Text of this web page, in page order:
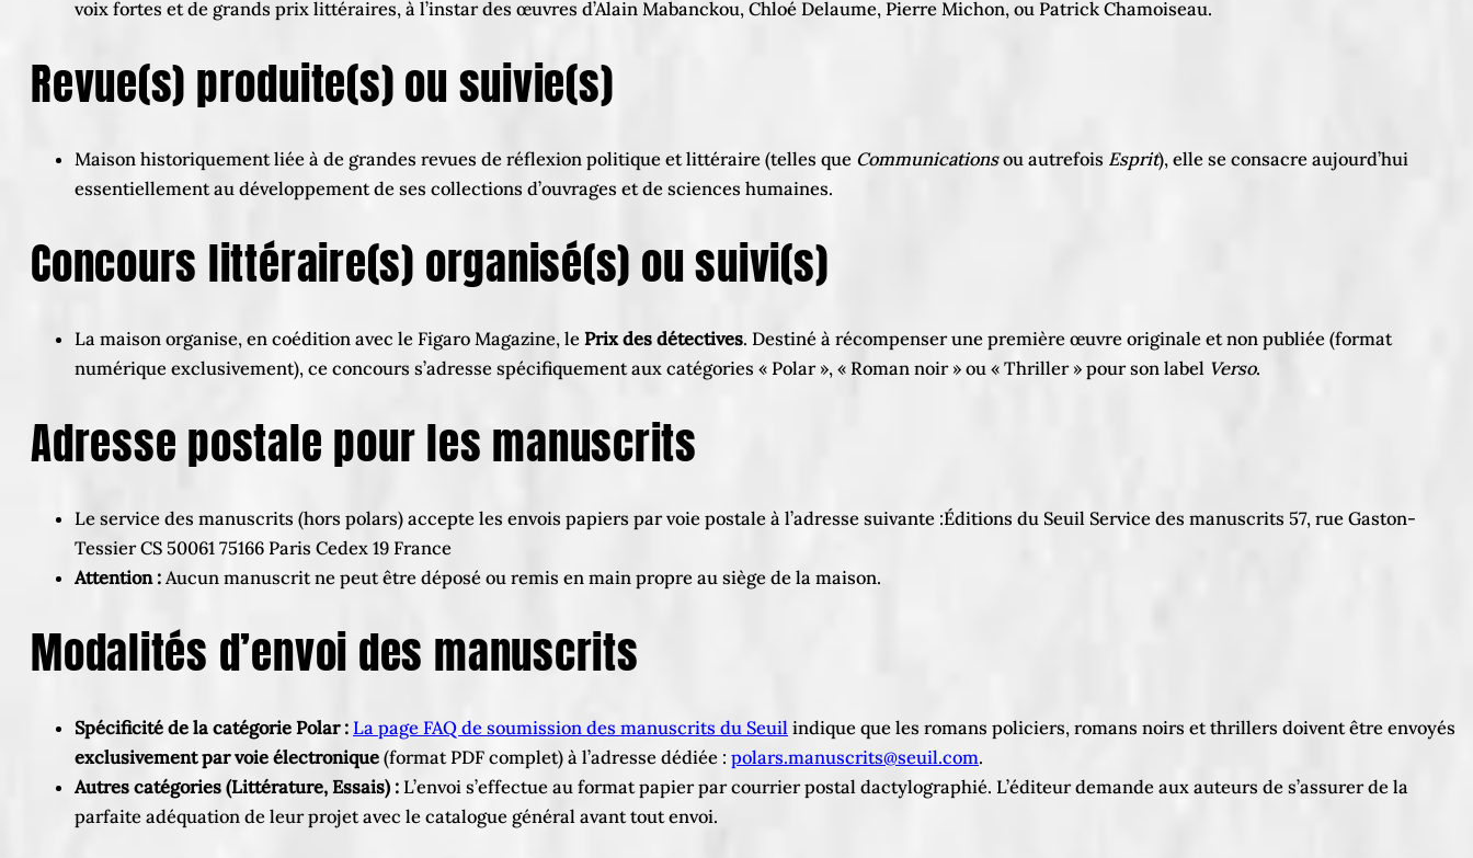
voix fortes et de grands prix littéraires, à l’instar des œuvres d’Alain Mabanckou, Chloé Delaume, Pierre Michon, ou Patrick Chamoiseau.
Revue(s) produite(s) ou suivie(s)
Maison historiquement liée à de grandes revues de réflexion politique et littéraire (telles que Communicationsou autrefois Esprit), elle se consacre aujourd’hui
essentiellement au développement de ses collections d’ouvrages et de sciences humaines.
Concours littéraire(s) organisé(s) ou suivi(s)
La maison organise, en coédition avec le Figaro Magazine, le Prix des détectives. Destiné à récompenser une première œuvre originale et non publiée (format
numérique exclusivement), ce concours s’adresse spécifiquement aux catégories « Polar », « Roman noir » ou « Thriller » pour son label Verso.
Adresse postale pour les manuscrits
Le service des manuscrits (hors polars) accepte les envois papiers par voie postale à l’adresse suivante :Éditions du Seuil Service des manuscrits 57, rue Gaston-
Tessier CS 50061 75166 Paris Cedex 19 France
Attention : Aucun manuscrit ne peut être déposé ou remis en main propre au siège de la maison.
Modalités d’envoi des manuscrits
Spécificité de la catégorie Polar : La page FAQ de soumission des manuscrits du Seuil indique que les romans policiers, romans noirs et thrillers doivent être envoyés
exclusivement par voie électronique (format PDF complet) à l’adresse dédiée : polars.manuscrits@seuil.com.
Autres catégories (Littérature, Essais) : L’envoi s’effectue au format papier par courrier postal dactylographié. L’éditeur demande aux auteurs de s’assurer de la
parfaite adéquation de leur projet avec le catalogue général avant tout envoi.